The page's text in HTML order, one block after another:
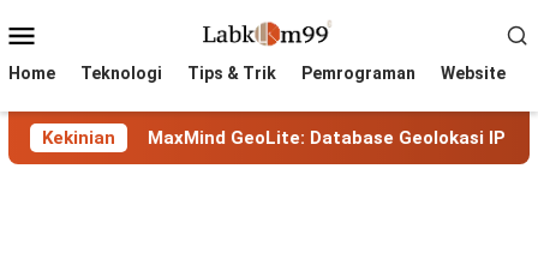
to
Menu
Home Teknologi Tips & Trik Pemrograman Website
KekinianGeoLite: Database Geolokasi IP Gratis Terbaik